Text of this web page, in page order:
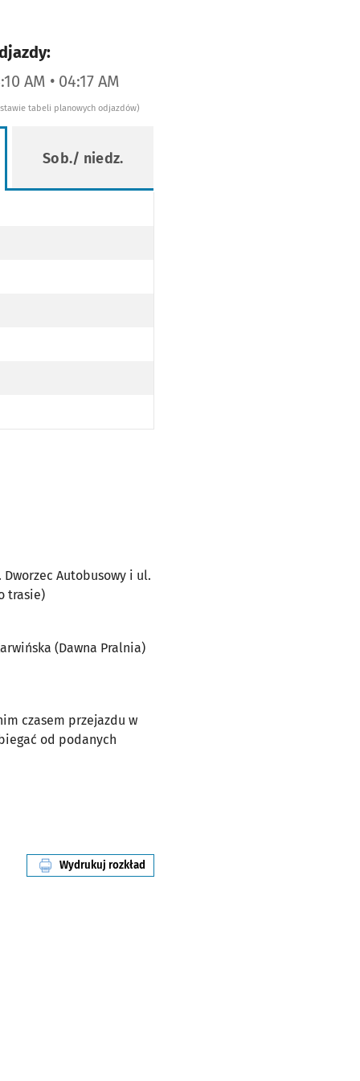
AM • 04:17 AM
tabeli planowych odjazdów)
Sob./ niedz.
DWORZEC AUTOBUSOWY I UL. HUBS KĄ (DO PRZYST. KARWIŃSKA (DAWNA PRALNIA) PO TRASIE)
AUTOBUSOWY I UL. HUBS KĄ (DO PRZYST. KARWIŃSKA (DAWNA PRALNIA) PO TRASIE)
KARWIŃSKA (DAWNA PRALNIA) PO TRASIE)
Autobusowy i ul.
trasie)
(Dawna Pralnia)
czasem przejazdu w
od podanych
Wydrukuj rozkład
linii nr 245